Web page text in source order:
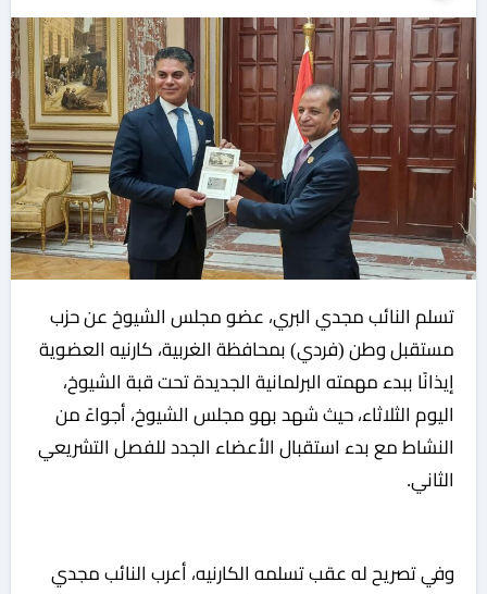
تسلم النائب مجدي البري، عضو مجلس الشيوخ عن حزب
مستقبل وطن (فردي) بمحافظة الغربية، كارنيه العضوية
إيذانًا ببدء مهمته البرلمانية الجديدة تحت قبة الشيوخ،
اليوم الثلاثاء، حيث شهد بهو مجلس الشيوخ، أجواءً من
النشاط مع بدء استقبال الأعضاء الجدد للفصل التشريعي
الثاني.
وفي تصريح له عقب تسلمه الكارنيه، أعرب النائب مجدي